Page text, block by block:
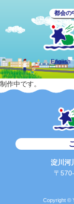
都会の
English
制作中です。
淀川河
〒
Copyright ©